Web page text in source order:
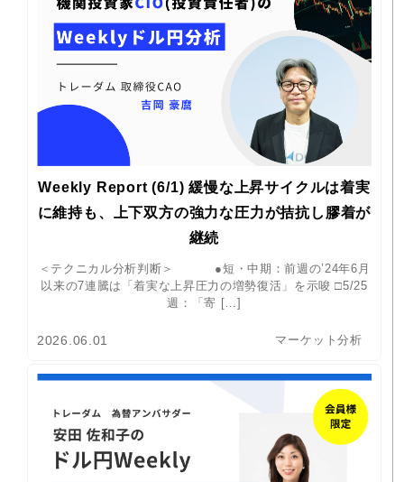
Weekly Report (6/1) 緩慢な上昇サイクルは着実
に維持も、上下双方の強力な圧力が拮抗し膠着が
継続
＜テクニカル分析判断＞ ●短・中期：前週の’24年6月
以来の7連騰は「着実な上昇圧力の増勢復活」を示唆 □5/25
週：「寄 […]
2026.06.01 マーケット分析